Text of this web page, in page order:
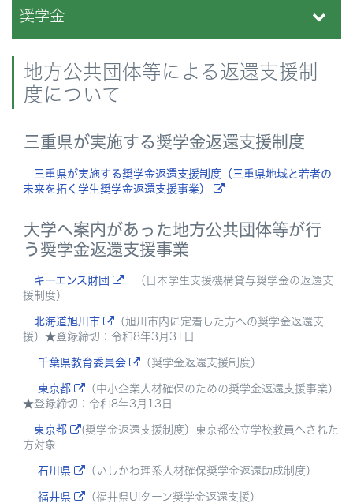
奨学金
地方公共団体等による返還支援制
度について
三重県が実施する奨学金返還支援制度
三重県が実施する奨学金返還支援制度（三重県地域と若者の
未来を拓く学生奨学金返還支援事業）
大学へ案内があった地方公共団体等が行
う奨学金返還支援事業
キーエンス財団
（日本学生支援機構貸与奨学金の返還支
援制度）
北海道旭川市
（旭川市内に定着した方への奨学金返還支
援）★登録締切：令和8年3月31日
千葉県教育委員会 （奨学金返還支援制度）
東京都
（中小企業人材確保のための奨学金返還支援事業）
★登録締切：令和8年3月13日
東京都
(奨学金返還支援制度）東京都公立学校教員へされた
方対象
石川県 （いしかわ理系人材確保奨学金返還助成制度）
福井県 （福井県UIターン奨学金返還支援）